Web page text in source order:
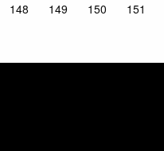
148 149 150
151